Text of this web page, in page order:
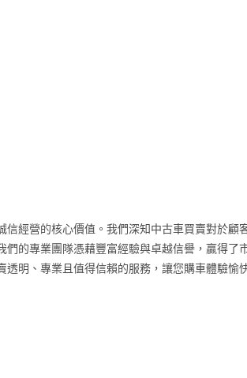
經營的核心價值。我們深知中古車買賣對於顧
的專業團隊憑藉豐富經驗與卓越信譽，贏得了
明、專業且值得信賴的服務，讓您購車體驗愉